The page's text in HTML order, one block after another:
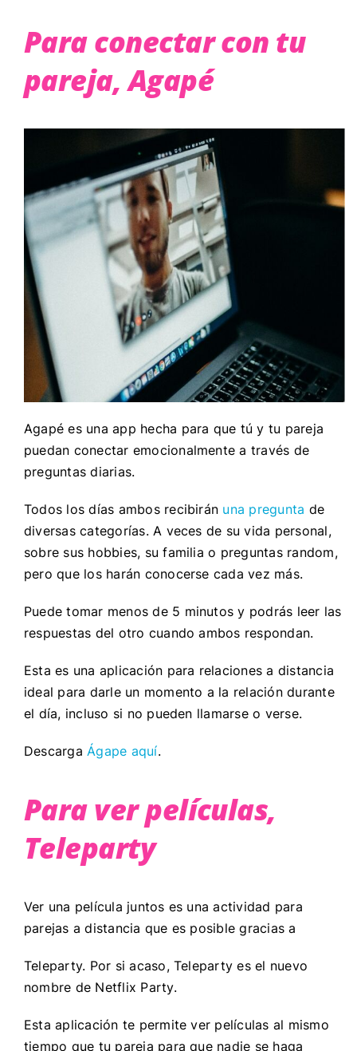
Para conectar con tu
pareja, Agapé
Agapé es una app hecha para que tú y tu pareja
puedan conectar emocionalmente a través de
preguntas diarias.
Todos los días ambos recibirán una pregunta de
diversas categorías. A veces de su vida personal,
sobre sus hobbies, su familia o preguntas random,
pero que los harán conocerse cada vez más.
Puede tomar menos de 5 minutos y podrás leer las
respuestas del otro cuando ambos respondan.
Esta es una aplicación para relaciones a distancia
ideal para darle un momento a la relación durante
el día, incluso si no pueden llamarse o verse.
Descarga Ágape aquí.
Para ver películas,
Teleparty
Ver una película juntos es una actividad para
parejas a distancia que es posible gracias a
Teleparty. Por si acaso, Teleparty es el nuevo
nombre de Netflix Party.
Esta aplicación te permite ver películas al mismo
tiempo que tu pareja para que nadie se haga